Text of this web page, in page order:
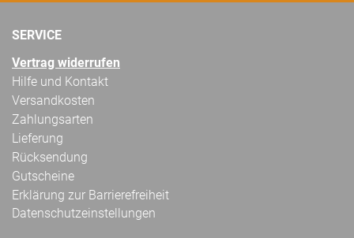
SERVICE
Vertrag widerrufen
Hilfe und Kontakt
Versandkosten
Zahlungsarten
Lieferung
Rücksendung
Gutscheine
Erklärung zur Barrierefreiheit
Datenschutzeinstellungen